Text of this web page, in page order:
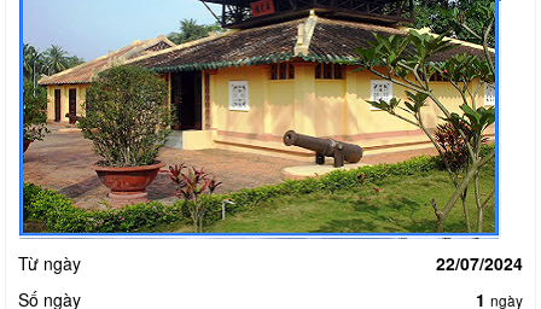
Từ ngày
22/07/2024
Số ngày
1 ngày